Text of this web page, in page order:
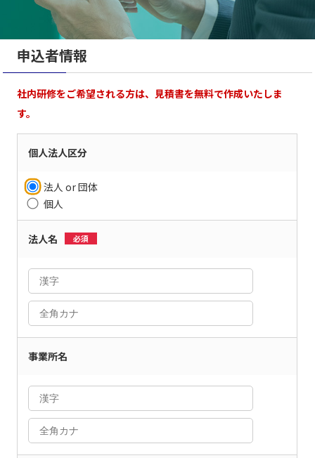
申込者情報
社内研修をご希望される方は、見積書を無料で作成いたしま
す。
個人法人区分
法人 or 団体
個人
法人名 必須
事業所名